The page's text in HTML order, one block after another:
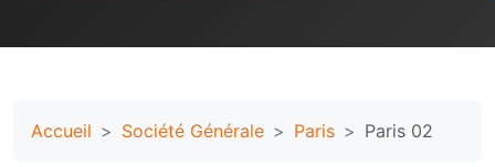
Accueil Société Générale Paris Paris 02